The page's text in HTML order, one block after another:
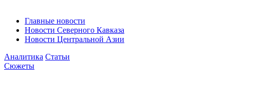
Главные новости
Новости Северного Кавказа
Новости Центральной Азии
Аналитика Статьи
Сюжеты